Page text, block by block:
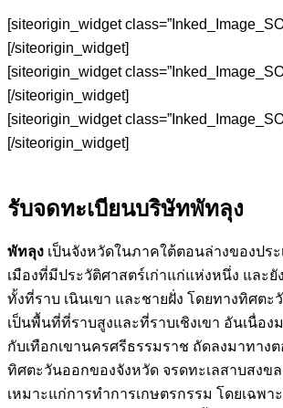
[siteorigin_widget
[/siteorigin_widget]
[siteorigin_widget
[/siteorigin_widget]
[siteorigin_widget
[/siteorigin_widget]
รับจดทะเบียนบริษัทพัทลุง
พัทลุง เป็นจังหวัดในภาคใต้ตอนล่างของประ
เมืองที่มีประวัติศาสตร์เก่าแก่แห่งหนึ่ง และ
ทั้งที่ราบ เนินเขา และชายฝั่ง โดยทางทิศตะ
เป็นพื้นที่ที่ราบสูงและที่ราบเชิงเขา อันเนื่อ
กับเทือกเขานครศรีธรรมราช ถัดลงมาทาง
ทิศตะวันออกของจังหวัด จรดทะเลสาบสงข
เหมาะแก่การทำการเกษตรกรรม โดยเฉพา